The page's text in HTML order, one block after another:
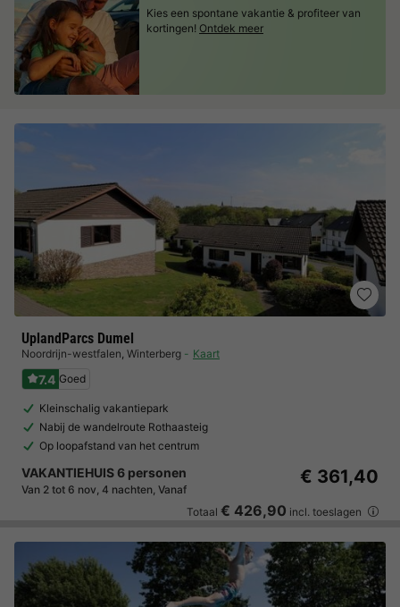
UplandParcs Dumel
Noordrijn-westfalen, Winterberg Kaart
7.4 Goed
Kleinschalig vakantiepark
Nabij de wandelroute Rothaasteig
Op loopafstand van het centrum
VAKANTIEHUIS 6 personen
Van 2 tot 6 nov, 4 nachten, Vanaf
€ 361,40
Totaal € 426,90 incl. toeslagen
Kies een spontane vakantie & profiteer van
kortingen! Ontdek meer